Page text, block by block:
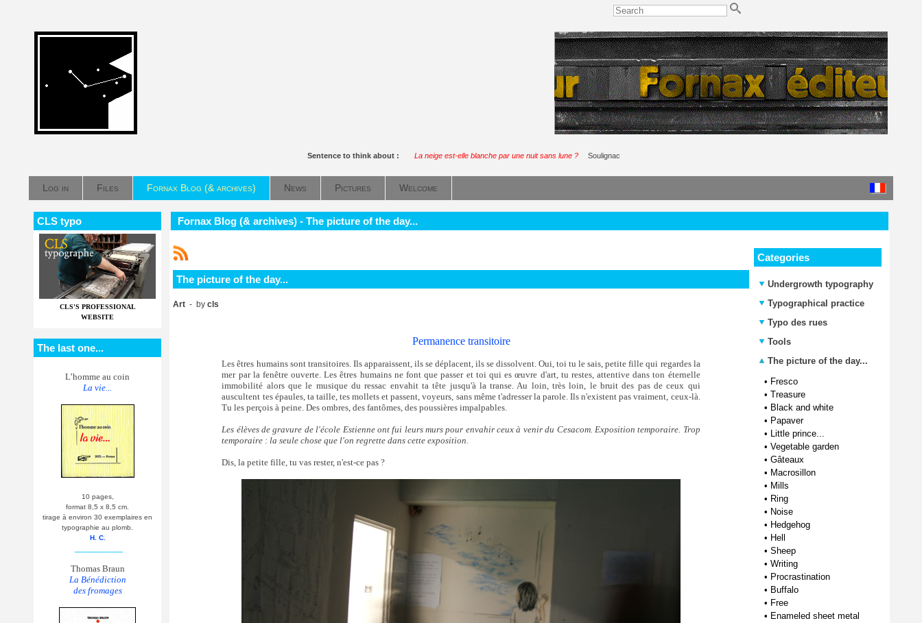
Sentence to think about : La neige est-elle blanche par une nuit sans lune ? Soulignac
Log in Files Fornax Blog (& archives) News Pictures Welcome
CLS typo
CLS'S PROFESSIONAL
WEBSITE
The last one...
L’homme au coin
La vie...
10 pages,
format 8,5 x 8,5 cm.
tirage à environ 30 exemplaires en
typographie au plomb.
H. C.
Thomas Braun
La Bénédiction
des fromages
Fornax Blog (& archives) - The picture of the day...
The picture of the day...
Art - by cls
Permanence transitoire
Les êtres humains sont transitoires. Ils apparaissent, ils se déplacent, ils se dissolvent. Oui, toi tu le sais, petite fille qui regardes la
mer par la fenêtre ouverte. Les êtres humains ne font que passer et toi qui es œuvre d'art, tu restes, attentive dans ton éternelle
immobilité alors que le musique du ressac envahit ta tête jusqu'à la transe. Au loin, très loin, le bruit des pas de ceux qui
auscultent tes épaules, ta taille, tes mollets et passent, voyeurs, sans même t'adresser la parole. Ils n'existent pas vraiment, ceux-là.
Tu les perçois à peine. Des ombres, des fantômes, des poussières impalpables.
Les élèves de gravure de l'école Estienne ont fui leurs murs pour envahir ceux à venir du Cesacom. Exposition temporaire. Trop
temporaire : la seule chose que l'on regrette dans cette exposition.
Dis, la petite fille, tu vas rester, n'est-ce pas ?
Categories
Undergrowth typography
Typographical practice
Typo des rues
Tools
The picture of the day...
• Fresco
• Treasure
• Black and white
• Papaver
• Little prince...
• Vegetable garden
• Gâteaux
• Macrosillon
• Mills
• Ring
• Noise
• Hedgehog
• Hell
• Sheep
• Writing
• Procrastination
• Buffalo
• Free
• Enameled sheet metal